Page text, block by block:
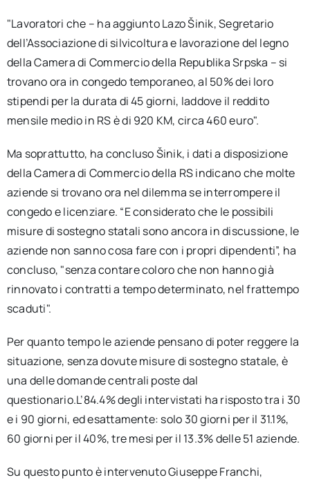
"Lavoratori che – ha aggiunto Lazo Šinik, Segretario
dell’Associazione di silvicoltura e lavorazione del legno
della Camera di Commercio della Republika Srpska – si
trovano ora in congedo temporaneo, al 50% dei loro
stipendi per la durata di 45 giorni, laddove il reddito
mensile medio in RS è di 920 KM, circa 460 euro".
Ma soprattutto, ha concluso Šinik, i dati a disposizione
della Camera di Commercio della RS indicano che molte
aziende si trovano ora nel dilemma se interrompere il
congedo e licenziare. “E considerato che le possibili
misure di sostegno statali sono ancora in discussione, le
aziende non sanno cosa fare con i propri dipendenti”, ha
concluso, "senza contare coloro che non hanno già
rinnovato i contratti a tempo determinato, nel frattempo
scaduti".
Per quanto tempo le aziende pensano di poter reggere la
situazione, senza dovute misure di sostegno statale, è
una delle domande centrali poste dal
questionario.L’84.4% degli intervistati ha risposto tra i 30
e i 90 giorni, ed esattamente: solo 30 giorni per il 31.1%,
60 giorni per il 40%, tre mesi per il 13.3% delle 51 aziende.
Su questo punto è intervenuto Giuseppe Franchi,